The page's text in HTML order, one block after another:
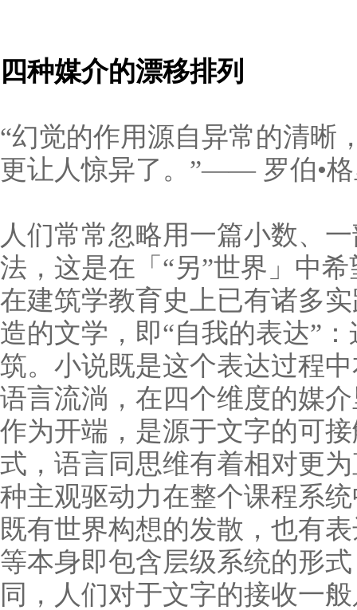
四种媒介的漂移排列
“幻觉的作用源自异常的清晰
更让人惊异了。”—— 罗伯•
人们常常忽略用一篇小数、
法，这是在 「“另”世界」中
在建筑学教育史上已有诸多
造的文学，即“自我的表达”
筑。小说既是这个表达过程
语言流淌，在四个维度的媒
作为开端，是源于文字的可
式，语言同思维有着相对更
种主观驱动力在整个课程系
既有世界构想的发散，也有
等本身即包含层级系统的形
同，人们对于文字的接收一